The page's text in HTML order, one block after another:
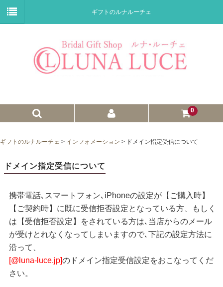
ギフトのルナルーチェ
0
ウェイトドール
子育て卒業証書
ウェルカムボード
クロックギフト
ペーパーアイテム
DIY用品
ギフトのルナルーチェ > インフォメーション > ドメイン指定受信について
ドメイン指定受信について
携帯電話､スマートフォン､iPhoneの設定が【ご購入時】
【ご契約時】に既に受信拒否設定となっている方、もしく
は【受信拒否設定】をされている方は､当店からのメール
が受けとれなくなってしまいますので､下記の設定方法に
沿って、
[@luna-luce.jp]のドメイン指定受信設定をおこなってくだ
さい。